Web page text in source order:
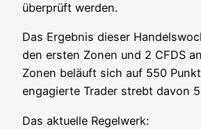
über­prüft werden.
Das Ergeb­nis die­ser
den ers­ten Zonen und 2 CFDS
Zonen beläuft sich auf 550
enga­gier­te Trader strebt davon
Das aktu­el­le Regelwerk: